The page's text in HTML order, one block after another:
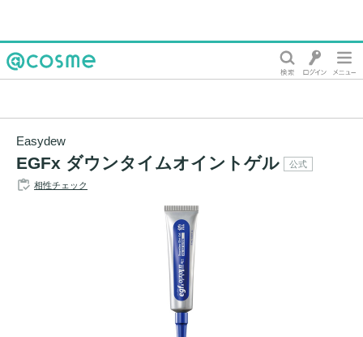
Easydew
EGFx ダウンタイムオイントゲル 公式
相性チェック